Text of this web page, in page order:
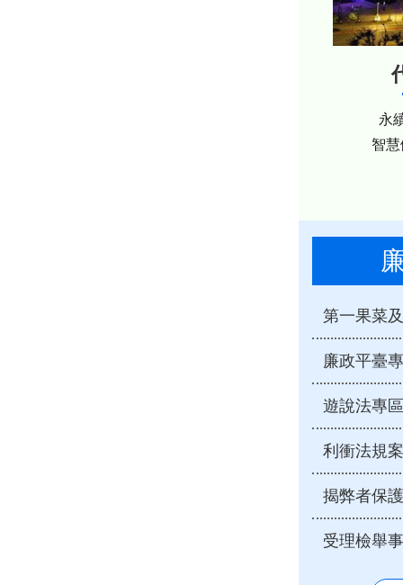
永
智
廉政平臺
遊說法專區
利衝法規
揭弊者保
受理檢舉